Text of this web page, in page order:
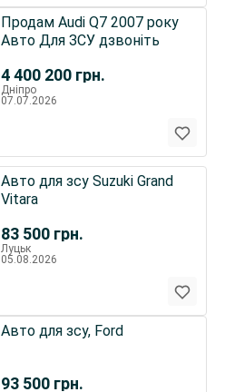
4 400 200 грн.
Продам Audi Q7 2007 року
Авто Для ЗСУ дзвоніть
Дніпро
07.07.2026
83 500 грн.
Авто для зсу Suzuki Grand
Vitara
Луцьк
05.08.2026
93 500 грн.
Авто для зсу, Ford